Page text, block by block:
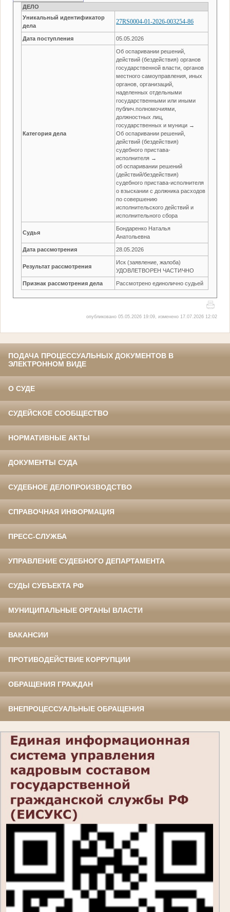
ДЕЛО
Уникальный идентификатор
дела
27RS0004-01-2026-003254-86
Дата поступления 05.05.2026
Категория дела
Об оспаривании решений,
действий (бездействия) органов
государственной власти, органов
местного самоуправления, иных
органов, организаций,
наделенных отдельными
государственными или иными
публич.полномочиями,
должностных лиц,
государственных и муници →
Об оспаривании решений,
действий (бездействия)
судебного пристава-
исполнителя →
об оспаривании решений
(действий/бездействия)
судебного пристава-исполнителя
о взыскании с должника расходов
по совершению
исполнительского действий и
исполнительного сбора
Судья
Бондаренко Наталья
Анатольевна
Дата рассмотрения 28.05.2026
Результат рассмотрения
Иск (заявление, жалоба)
УДОВЛЕТВОРЕН ЧАСТИЧНО
Признак рассмотрения дела Рассмотрено единолично судьей
опубликовано 05.05.2026 19:09, изменено 17.07.2026 12:02
ПОДАЧА ПРОЦЕССУАЛЬНЫХ ДОКУМЕНТОВ В
ЭЛЕКТРОННОМ ВИДЕ
О СУДЕ
СУДЕЙСКОЕ СООБЩЕСТВО
НОРМАТИВНЫЕ АКТЫ
ДОКУМЕНТЫ СУДА
СУДЕБНОЕ ДЕЛОПРОИЗВОДСТВО
СПРАВОЧНАЯ ИНФОРМАЦИЯ
ПРЕСС-СЛУЖБА
УПРАВЛЕНИЕ СУДЕБНОГО ДЕПАРТАМЕНТА
СУДЫ СУБЪЕКТА РФ
МУНИЦИПАЛЬНЫЕ ОРГАНЫ ВЛАСТИ
ВАКАНСИИ
ПРОТИВОДЕЙСТВИЕ КОРРУПЦИИ
ОБРАЩЕНИЯ ГРАЖДАН
ВНЕПРОЦЕССУАЛЬНЫЕ ОБРАЩЕНИЯ